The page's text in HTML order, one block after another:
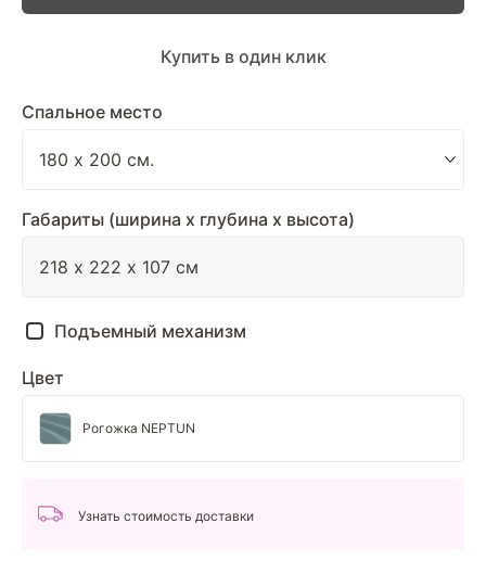
Спальное место
Габариты (ширина х глубина х высота)
Подъемный механизм
Цвет
Рогожка NEPTUN
Купить в один клик
Узнать стоимость доставки